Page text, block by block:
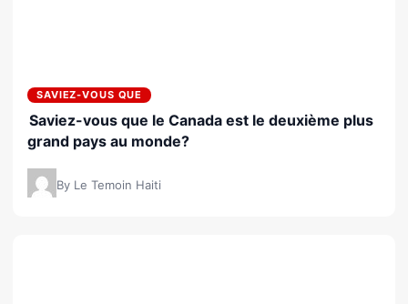
SAVIEZ-VOUS QUE
Saviez-vous que le Canada est le deuxième plus
grand pays au monde?
By Le Temoin Haiti